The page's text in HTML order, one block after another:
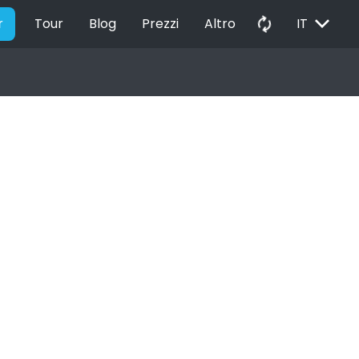
Tour Blog Prezzi Altro autorenew IT EXPAND_MORE